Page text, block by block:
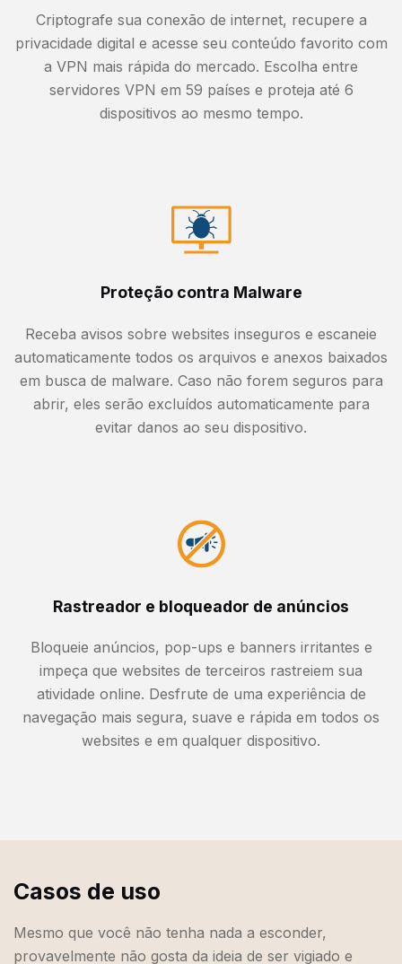
Criptografe sua conexão de internet, recupere a
privacidade digital e acesse seu conteúdo favorito com
a VPN mais rápida do mercado. Escolha entre
servidores VPN em 59 países e proteja até 6
dispositivos ao mesmo tempo.
Proteção contra Malware
Receba avisos sobre websites inseguros e escaneie
automaticamente todos os arquivos e anexos baixados
em busca de malware. Caso não forem seguros para
abrir, eles serão excluídos automaticamente para
evitar danos ao seu dispositivo.
Rastreador e bloqueador de anúncios
Bloqueie anúncios, pop-ups e banners irritantes e
impeça que websites de terceiros rastreiem sua
atividade online. Desfrute de uma experiência de
navegação mais segura, suave e rápida em todos os
websites e em qualquer dispositivo.
Casos de uso
Mesmo que você não tenha nada a esconder,
provavelmente não gosta da ideia de ser vigiado e